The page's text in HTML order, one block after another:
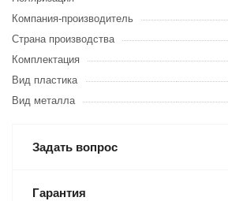
Компания-производитель
Страна производства
Комплектация
Вид пластика
Вид металла
Задать вопрос
Гарантия